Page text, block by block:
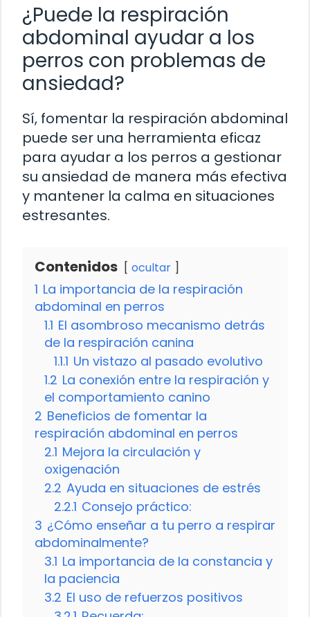
¿Puede la respiración
abdominal ayudar a los
perros con problemas de
ansiedad?
Sí, fomentar la respiración abdominal
puede ser una herramienta eficaz
para ayudar a los perros a gestionar
su ansiedad de manera más efectiva
y mantener la calma en situaciones
estresantes.
Contenidos ocultar
1 La importancia de la respiración
abdominal en perros
1.1 El asombroso mecanismo detrás
de la respiración canina
1.1.1 Un vistazo al pasado evolutivo
1.2 La conexión entre la respiración y
el comportamiento canino
2 Beneficios de fomentar la
respiración abdominal en perros
2.1 Mejora la circulación y
oxigenación
2.2 Ayuda en situaciones de estrés
2.2.1 Consejo práctico:
3 ¿Cómo enseñar a tu perro a respirar
abdominalmente?
3.1 La importancia de la constancia y
la paciencia
3.2 El uso de refuerzos positivos